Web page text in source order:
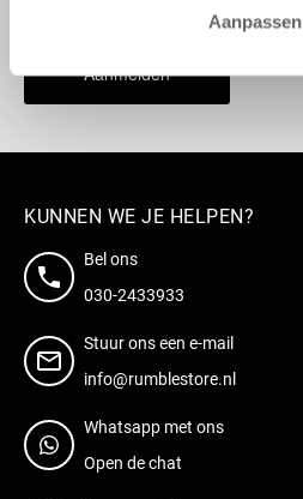
Aanpassen
Aanmelden
KUNNEN WE JE HELPEN?
Bel ons
030-2433933
Stuur ons een e-mail
info@rumblestore.nl
Whatsapp met ons
Open de chat